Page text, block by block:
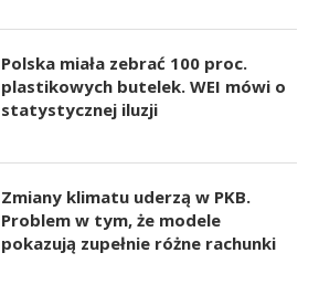
Polska miała zebrać 100 proc.
plastikowych butelek. WEI mówi o
statystycznej iluzji
Zmiany klimatu uderzą w PKB.
Problem w tym, że modele
pokazują zupełnie różne rachunki